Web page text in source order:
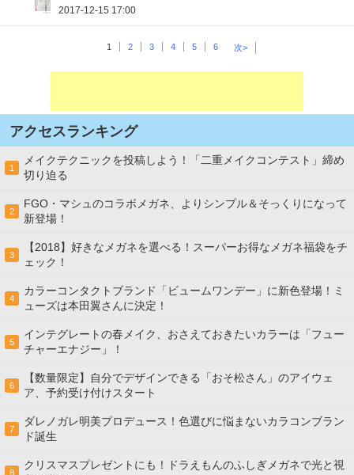
2017-12-15 17:00
1 2 3 4 5 6 次>
アクセスランキング
1
メイクテクニックを投稿しよう！「二重メイクコンテスト」締め
切り迫る
2
FGO・マシュのコラボメガネ、よりシンプル＆そっくりになって
新登場！
3
【2018】好きなメガネを選べる！スーパーお得なメガネ福袋をチ
ェック！
4
カラーコンタクトブランド「ビュームワンデー」に新色登場！ミ
ューズは本田翼さんに決定！
5
インテグレートの春メイク、おさえておきたいカラーは「フュー
チャーエナジー」！
6
【数量限定】自分でデザインできる「おそ松さん」のアイウェ
ア、予約受け付けスタート
7
ダレノガレ明美プロデュース！色選びに悩まないカラコンブラン
ド誕生
8
クリスマスプレゼントにも！ドラえもんのふしぎメガネで光と視